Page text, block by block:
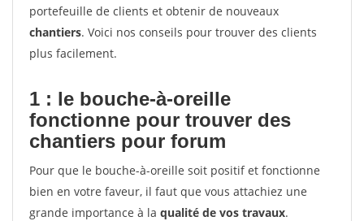
portefeuille de clients et obtenir de nouveaux
chantiers. Voici nos conseils pour trouver des clients
plus facilement.
1 : le bouche-à-oreille
fonctionne pour trouver des
chantiers pour forum
Pour que le bouche-à-oreille soit positif et fonctionne
bien en votre faveur, il faut que vous attachiez une
grande importance à la qualité de vos travaux.